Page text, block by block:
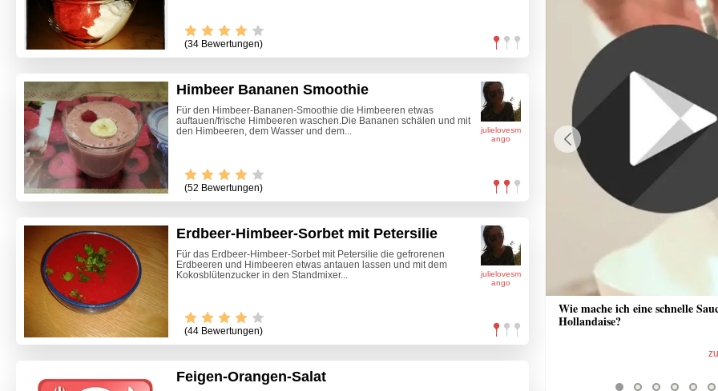
(34 Bewertungen)
julielovesm
ango
Himbeer Bananen Smoothie
Für den Himbeer-Bananen-Smoothie die Himbeeren etwas
auftauen/frische Himbeeren waschen.Die Bananen schälen und mit
den Himbeeren, dem Wasser und dem...
(52 Bewertungen)
julielovesm
ango
Erdbeer-Himbeer-Sorbet mit Petersilie
Für das Erdbeer-Himbeer-Sorbet mit Petersilie die gefrorenen
Erdbeeren und Himbeeren etwas antauen lassen und mit dem
Kokosblütenzucker in den Standmixer...
(44 Bewertungen)
Feigen-Orangen-Salat
Wie mache ich eine schnelle
Hollandaise?
Previous